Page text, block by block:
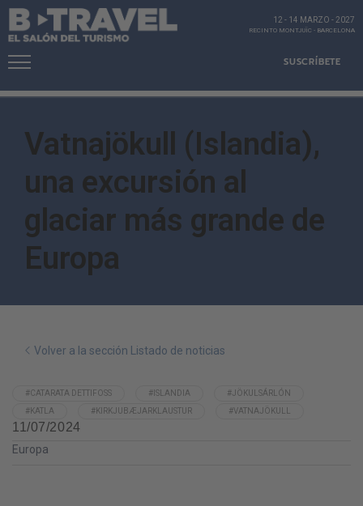
SUSCRÍBETE
12 - 14 MARZO -2027
RECINTO MONTJUÏC - BARCELONA
Vatnajökull (Islandia),
una excursión al
glaciar más grande de
Europa
Volver a la sección Listado de noticias
#CATARATA DETTIFOSS #ISLANDIA
#JÖKULSÁRLÓN
#KATLA
#KIRKJUBÆJARKLAUSTUR #VATNAJÖKULL
11/07/2024
Europa